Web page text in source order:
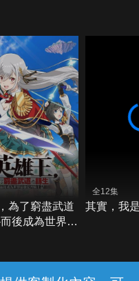
為了窮盡武道
後成為世界最
全12集
其實，我